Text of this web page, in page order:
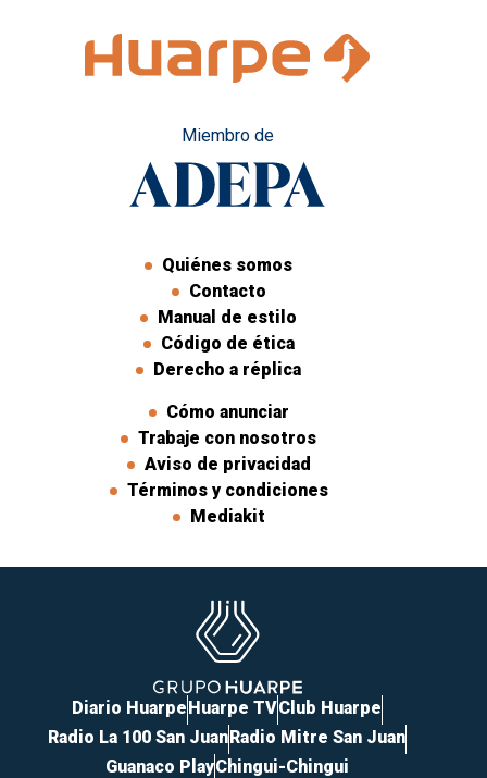
Miembro de
Quiénes somos
Contacto
Manual de estilo
Código de ética
Derecho a réplica
Cómo anunciar
Trabaje con nosotros
Aviso de privacidad
Términos y condiciones
Mediakit
Diario HuarpeHuarpe TVClub Huarpe
Radio La 100 San JuanRadio Mitre San Juan
Guanaco PlayChingui-Chingui